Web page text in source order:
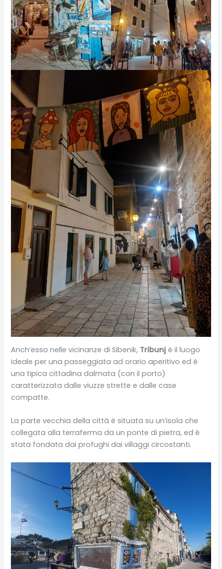
Anch’esso nelle vicinanze di Sibenik, Tribunj è il luogo
ideale per una passeggiata ad orario aperitivo ed è
una tipica cittadina dalmata (con il porto)
caratterizzata dalle viuzze strette e dalle case
compatte.
La parte vecchia della città è situata su un’isola che
collegata alla terraferma da un ponte di pietra, ed è
stata fondata dai profughi dai villaggi circostanti.